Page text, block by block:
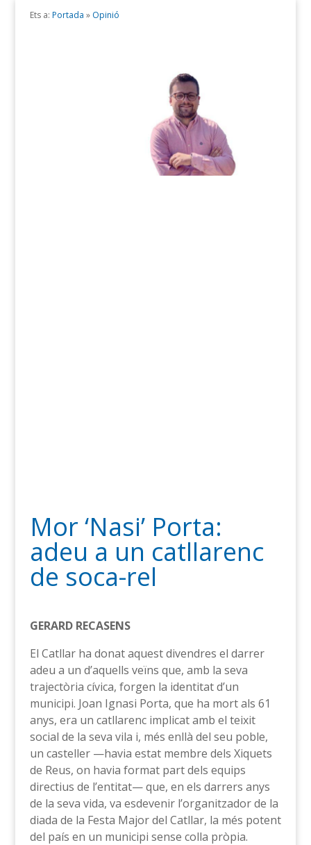
Ets a: Portada » Opinió
Mor ‘Nasi’ Porta:
adeu a un catllarenc
de soca-rel
GERARD RECASENS
El Catllar ha donat aquest divendres el darrer
adeu a un d’aquells veïns que, amb la seva
trajectòria cívica, forgen la identitat d’un
municipi. Joan Ignasi Porta, que ha mort als 61
anys, era un catllarenc implicat amb el teixit
social de la seva vila i, més enllà del seu poble,
un casteller —havia estat membre dels Xiquets
de Reus, on havia format part dels equips
directius de l’entitat— que, en els darrers anys
de la seva vida, va esdevenir l’organitzador de la
diada de la Festa Major del Catllar, la més potent
del país en un municipi sense colla pròpia.